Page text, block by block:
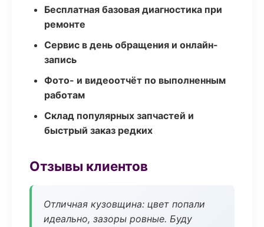
Бесплатная базовая диагностика при
ремонте
Сервис в день обращения и онлайн-
запись
Фото- и видеоотчёт по выполненным
работам
Склад популярных запчастей и
быстрый заказ редких
Отзывы клиентов
Отличная кузовщина: цвет попали
идеально, зазоры ровные. Буду